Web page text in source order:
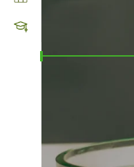
FILTRAR
FILTRAR